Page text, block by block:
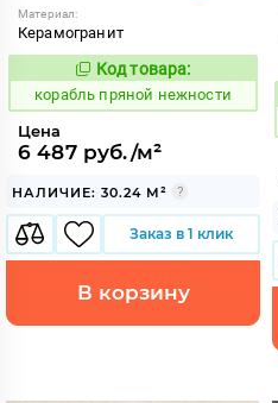
Материал:
Керамогранит
774933
Код товара:
корабль пряной нежности
Цена
6 487 руб./м²
НАЛИЧИЕ: 30.24 М²
Заказ в 1 клик
В корзину